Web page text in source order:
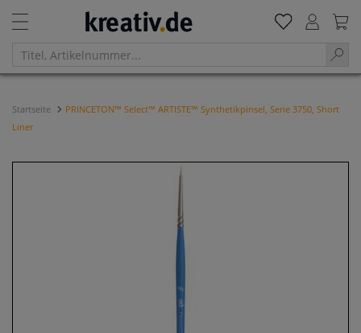
Startseite
PRINCETON™ Select™ ARTISTE™ Synthetikpinsel, Serie 3750, Short
Liner